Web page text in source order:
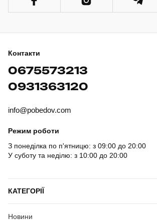
Контакти
0675573213
0931363120
info@pobedov.com
Режим роботи
З понеділка по п'ятницю: з 09:00 до 20:00
У суботу та неділю: з 10:00 до 20:00
КАТЕГОРІЇ
Новини